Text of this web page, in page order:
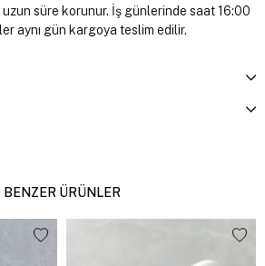
uzun süre korunur. İş günlerinde saat 16:00
aynı gün kargoya teslim edilir.
BENZER ÜRÜNLER